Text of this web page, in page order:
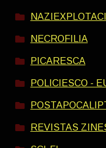
NECROFILIA
PICARESCA
POLICIESCO -
REVISTAS